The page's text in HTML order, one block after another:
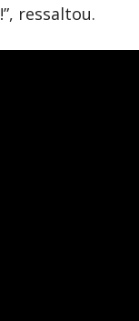
ressaltou.